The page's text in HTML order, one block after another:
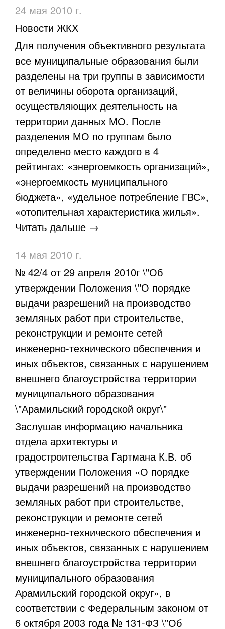
24 мая 2010 г.
Новости ЖКХ
Для получения объективного результата
все муниципальные образования были
разделены на три группы в зависимости
от величины оборота организаций,
осуществляющих деятельность на
территории данных МО. После
разделения МО по группам было
определено место каждого в 4
рейтингах: «энергоемкость организаций»,
«энергоемкость муниципального
бюджета», «удельное потребление ГВС»,
«отопительная характеристика жилья».
Читать дальше →
14 мая 2010 г.
№ 42/4 от 29 апреля 2010г \"Об
утверждении Положения \"О порядке
выдачи разрешений на производство
земляных работ при строительстве,
реконструкции и ремонте сетей
инженерно-технического обеспечения и
иных объектов, связанных с нарушением
внешнего благоустройства территории
муниципального образования
\"Арамильский городской округ\"
Заслушав информацию начальника
отдела архитектуры и
градостроительства Гартмана К.В. об
утверждении Положения «О порядке
выдачи разрешений на производство
земляных работ при строительстве,
реконструкции и ремонте сетей
инженерно-технического обеспечения и
иных объектов, связанных с нарушением
внешнего благоустройства территории
муниципального образования
Арамильский городской округ», в
соответствии с Федеральным законом от
6 октября 2003 года № 131-ФЗ \"Об